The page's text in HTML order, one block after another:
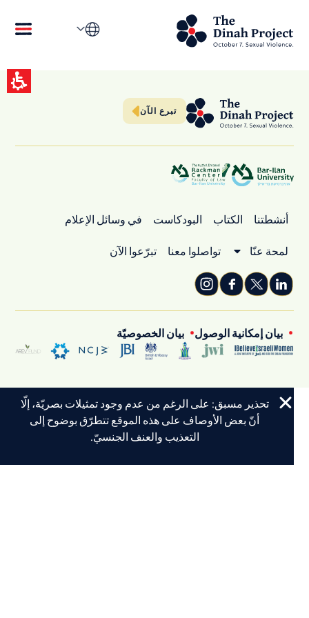
تبرع الآن
أنشطتنا الكتاب البودكاست في وسائل الإعلام
لمحة عنّا تواصلوا معنا تبرّعوا الآن
بيان إمكانية الوصول بيان الخصوصيّة
تحذير مسبق: على الرغم من عدم وجود تمثيلات بصريّة، إلّا
أنّ بعض الأوصاف على هذه الموقع تتطرّق بوضوح إلى
التعذيب والعنف الجنسيّ.